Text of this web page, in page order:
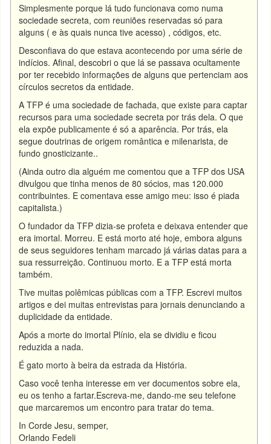
Simplesmente porque lá tudo funcionava como numa
sociedade secreta, com reuniões reservadas só para
alguns ( e às quais nunca tive acesso) , códigos, etc.
Desconfiava do que estava acontecendo por uma série de
indícios. Afinal, descobri o que lá se passava ocultamente
por ter recebido informações de alguns que pertenciam aos
círculos secretos da entidade.
A TFP é uma sociedade de fachada, que existe para captar
recursos para uma sociedade secreta por trás dela. O que
ela expõe publicamente é só a aparência. Por trás, ela
segue doutrinas de origem romântica e milenarista, de
fundo gnosticizante..
(Ainda outro dia alguém me comentou que a TFP dos USA
divulgou que tinha menos de 80 sócios, mas 120.000
contribuintes. E comentava esse amigo meu: isso é piada
capitalista.)
O fundador da TFP dizia-se profeta e deixava entender que
era imortal. Morreu. E está morto até hoje, embora alguns
de seus seguidores tenham marcado já várias datas para a
sua ressurreição. Continuou morto. E a TFP está morta
também.
Tive muitas polêmicas públicas com a TFP. Escrevi muitos
artigos e dei muitas entrevistas para jornais denunciando a
duplicidade da entidade.
Após a morte do imortal Plínio, ela se dividiu e ficou
reduzida a nada.
É gato morto à beira da estrada da História.
Caso você tenha interesse em ver documentos sobre ela,
eu os tenho a fartar.Escreva-me, dando-me seu telefone
que marcaremos um encontro para tratar do tema.
In Corde Jesu, semper,
Orlando Fedeli